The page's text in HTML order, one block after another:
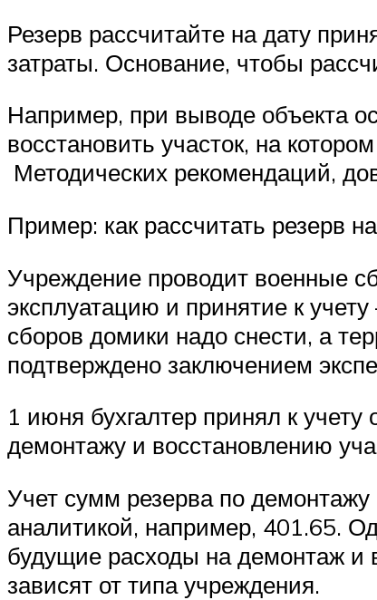
Резерв рассчитайте на дату
затраты. Основание, чтобы
Например, при выводе объекта
восстановить участок, на
Методических рекомендаций,
Пример: как рассчитать резерв
Учреждение проводит военные
эксплуатацию и принятие к
сборов домики надо снести, а
подтверждено заключением
1 июня бухгалтер принял к
демонтажу и восстановлению
Учет сумм резерва по
аналитикой, например, 401.65.
будущие расходы на демонтаж и
зависят от типа учреждения.